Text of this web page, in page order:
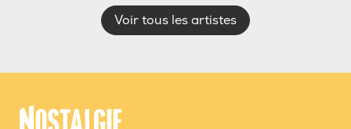
Voir tous les artistes